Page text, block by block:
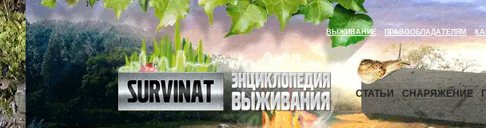
ВЫЖИВАНИЕ ПРАВООБЛАДАТЕЛЯМ
СТАТЬИ СНАРЯЖЕНИЕ